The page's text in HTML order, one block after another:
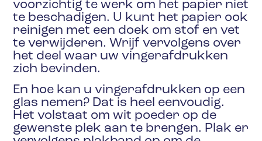
voorzichtig te werk om het papier niet
te beschadigen. U kunt het papier ook
reinigen met een doek om stof en vet
te verwijderen. Wrijf vervolgens over
het deel waar uw vingerafdrukken
zich bevinden.
En hoe kan u vingerafdrukken op een
glas nemen? Dat is heel eenvoudig.
Het volstaat om wit poeder op de
gewenste plek aan te brengen. Plak er